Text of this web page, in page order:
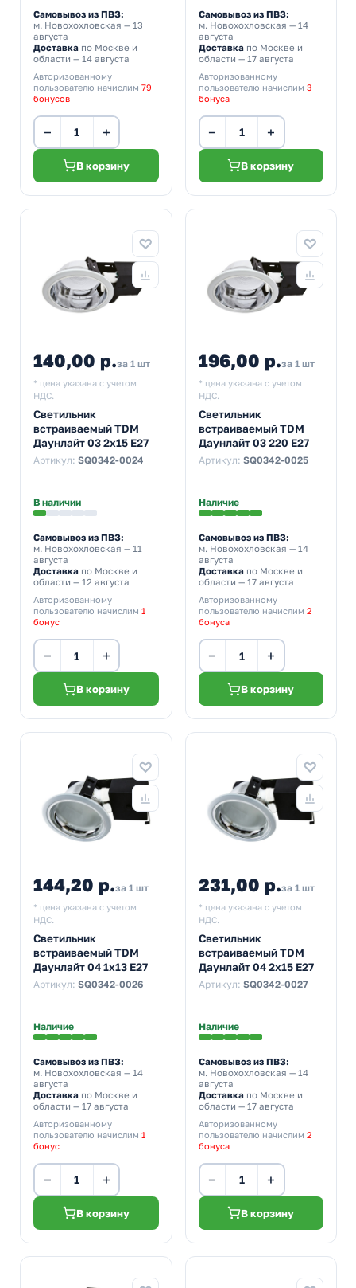
Самовывоз из ПВЗ:
м. Новохохловская — 13
августа
Доставка по Москве и
области — 14 августа
Авторизованному
пользователю начислим 79
бонусов
− +
В корзину
Самовывоз из ПВЗ:
м. Новохохловская — 14
августа
Доставкапо Москве и
области — 17 августа
Авторизованному
пользователю начислим 3
бонуса
− +
В корзину
140,00 р.за 1 шт
* цена указана с учетом
НДС.
Светильник
встраиваемый TDM
Даунлайт 03 2х15 E27
Артикул: SQ0342-0024
В наличии
Самовывоз из ПВЗ:
м. Новохохловская — 11
августа
Доставка по Москве и
области — 12 августа
Авторизованному
пользователю начислим 1
бонус
− +
В корзину
196,00 р.за 1 шт
* цена указана с учетом
НДС.
Светильник
встраиваемый TDM
Даунлайт 03 220 E27
Артикул: SQ0342-0025
Наличие
Самовывоз из ПВЗ:
м. Новохохловская — 14
августа
Доставкапо Москве и
области — 17 августа
Авторизованному
пользователю начислим 2
бонуса
− +
В корзину
144,20 р.за 1 шт
* цена указана с учетом
НДС.
Светильник
встраиваемый TDM
Даунлайт 04 1х13 E27
Артикул: SQ0342-0026
Наличие
Самовывоз из ПВЗ:
м. Новохохловская — 14
августа
Доставка по Москве и
области — 17 августа
Авторизованному
пользователю начислим 1
бонус
− +
В корзину
231,00 р.за 1 шт
* цена указана с учетом
НДС.
Светильник
встраиваемый TDM
Даунлайт 04 2х15 E27
Артикул: SQ0342-0027
Наличие
Самовывоз из ПВЗ:
м. Новохохловская — 14
августа
Доставкапо Москве и
области — 17 августа
Авторизованному
пользователю начислим 2
бонуса
− +
В корзину